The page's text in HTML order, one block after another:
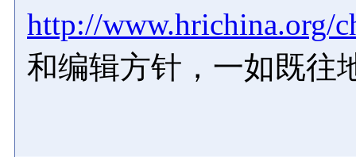
http://www.hrichina.org/
和编辑方针，一如既往